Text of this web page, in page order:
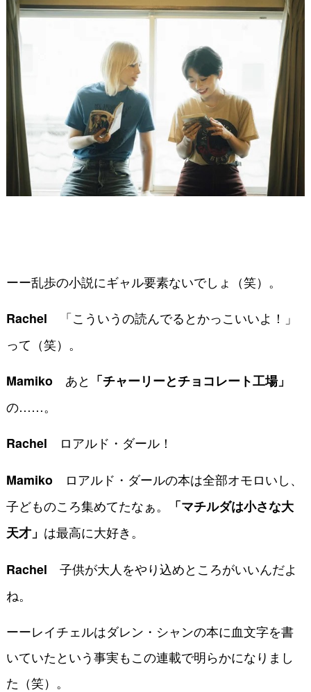
ーー乱歩の小説にギャル要素ないでしょ（笑）。
Rachel 「こういうの読んでるとかっこいいよ！」
って（笑）。
Mamikoあと 「チャーリーとチョコレート工場」
の……。
Rachel ロアルド・ダール！
Mamikoロアルド・ダールの本は全部オモロいし、
子どものころ集めてたなぁ。
「マチルダは小さな大
天才」 は最高に大好き。
Rachel 子供が大人をやり込めところがいいんだよ
ね。
ーーレイチェルはダレン・シャンの本に血文字を書
いていたという事実もこの連載で明らかになりまし
た（笑）。